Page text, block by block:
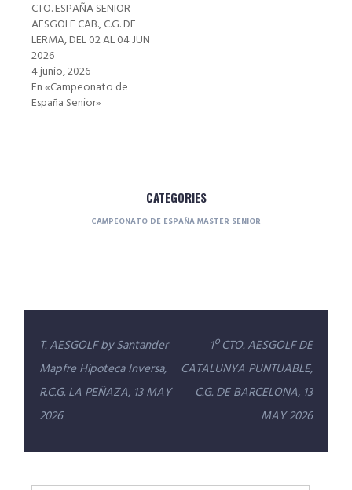
CTO. ESPAÑA SENIOR
AESGOLF CAB., C.G. DE
LERMA, DEL 02 AL 04 JUN
2026
4 junio, 2026
En «Campeonato de
España Senior»
CATEGORIES
CAMPEONATO DE ESPAÑA MASTER SENIOR
Navegación
de
entradas
T. AESGOLF by Santander
Mapfre Hipoteca Inversa,
R.C.G. LA PEÑAZA, 13 MAY
2026
1º CTO. AESGOLF DE
CATALUNYA PUNTUABLE,
C.G. DE BARCELONA, 13
MAY 2026